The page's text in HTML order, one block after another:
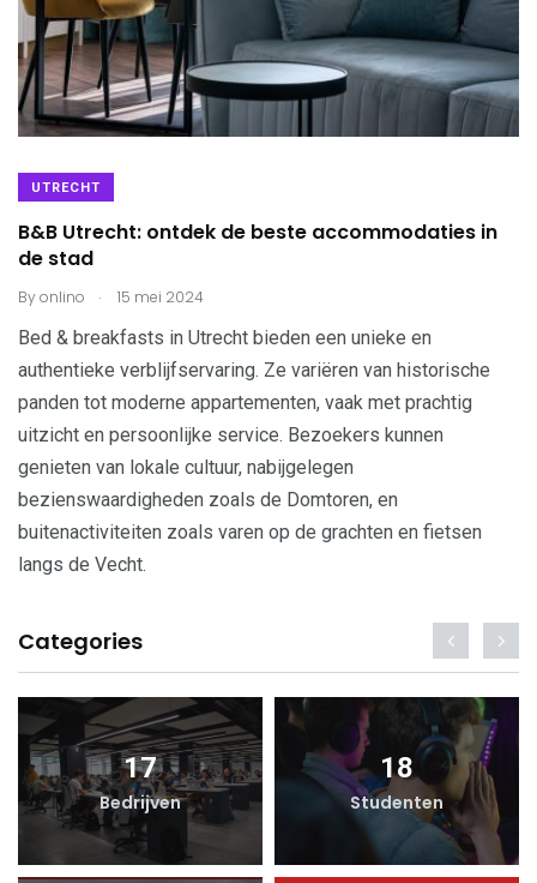
UTRECHT
B&B Utrecht: ontdek de beste accommodaties in
de stad
Byonlino . 15 mei 2024
Bed & breakfasts in Utrecht bieden een unieke en
authentieke verblijfservaring. Ze variëren van historische
panden tot moderne appartementen, vaak met prachtig
uitzicht en persoonlijke service. Bezoekers kunnen
genieten van lokale cultuur, nabijgelegen
bezienswaardigheden zoals de Domtoren, en
buitenactiviteiten zoals varen op de grachten en fietsen
langs de Vecht.
Categories
17
Bedrijven
18
Studenten